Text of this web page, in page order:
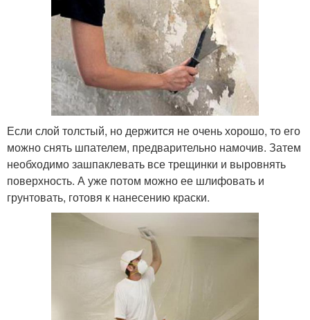
Если слой толстый, но держится не очень хорошо, то его
можно снять шпателем, предварительно намочив. Затем
необходимо зашпаклевать все трещинки и выровнять
поверхность. А уже потом можно ее шлифовать и
грунтовать, готовя к нанесению краски.